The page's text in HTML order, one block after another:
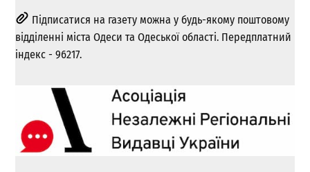
Підписатися на газету можна у будь-якому поштовому
відділенні міста Одеси та Одеської області. Передплатний
індекс - 96217.